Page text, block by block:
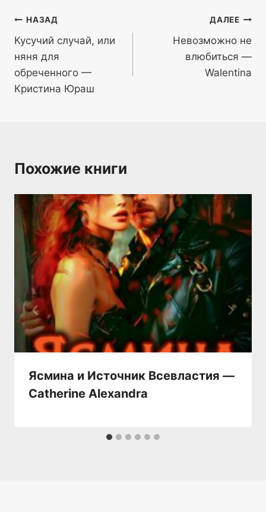
Навигация
по
записям
НАЗАД
Кусучий случай, или
няня для
обреченного —
Кристина Юраш
ДАЛЕЕ
Невозможно не
влюбиться —
Walentina
Похожие книги
Ясмина и Источник Всевластия —
Catherine Alexandra